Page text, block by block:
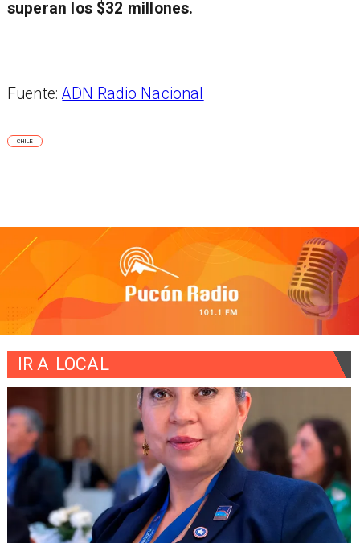
superan los $32 millones.
Fuente:ADN Radio Nacional
CHILE
IR A LOCAL